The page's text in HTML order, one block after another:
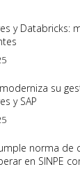
y Databricks:
su
y SAP
norma de
en SINPE